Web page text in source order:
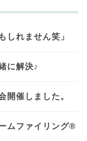
しれません笑」
に解決♪
開催しました。
ムファイリング®